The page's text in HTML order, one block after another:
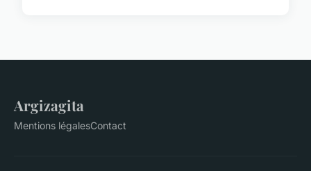
Argizagita
Mentions légalesContact